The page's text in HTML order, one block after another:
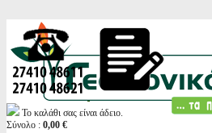
Το καλάθι σας είναι άδειο.
Σύνολο : 0,00 €